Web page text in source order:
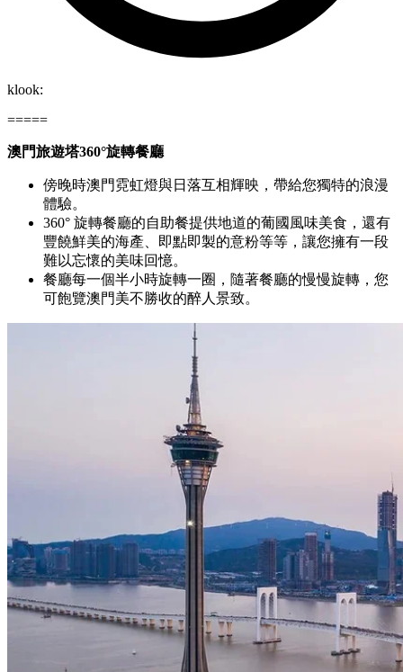
klook:
=====
澳門旅遊塔360°旋轉餐廳
傍晚時澳門霓虹燈與日落互相輝映，帶給您獨特的浪漫
體驗。
360° 旋轉餐廳的自助餐提供地道的葡國風味美食，還有
豐饒鮮美的海產、即點即製的意粉等等，讓您擁有一段
難以忘懷的美味回憶。
餐廳每一個半小時旋轉一圈，隨著餐廳的慢慢旋轉，您
可飽覽澳門美不勝收的醉人景致。